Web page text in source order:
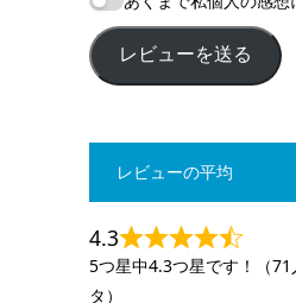
レビューを送る
レビューの平均
4.3
5つ星中4.3つ星です！（
タ）